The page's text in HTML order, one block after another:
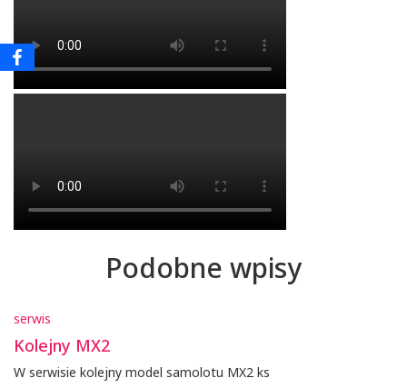
Podobne wpisy
serwis
Kolejny MX2
W serwisie kolejny model samolotu MX2 ks